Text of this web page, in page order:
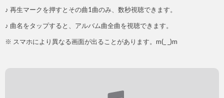
♪ 再生マークを押すとその曲1曲のみ、数秒視聴できます。
♪ 曲名をタップすると、アルバム曲全曲を視聴できます。
※ スマホにより異なる画面が出ることがあります。m(_ _)m